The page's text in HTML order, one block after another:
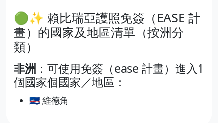
🟢✨ 賴比瑞亞護照免簽（EASE 計
畫）的國家及地區清單（按洲分
類）
非洲 ：可使用免簽（ease 計畫）進入1
個國家個國家／地區：
🇨🇻 維德角